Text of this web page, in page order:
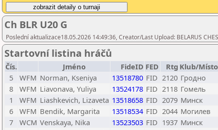
Ch BLR U20 G
Poslední aktualizace18.05.2026 14:49:36, Creator/Last Upload: BELARUS
Startovní listina hráčů
Čís. Jméno FideID FED Rtg Klub/Místo
5
WFM Norman, Kseniya 13518780 FID 2120 Гродно
8
WFM Liavonava, Yuliya 13524178 FID 2118 Гомель
1
WFM Liashkevich, Lizaveta 13518658 FID 2079 Минск
6
WFM Bendik, Margarita 13518534 FID 2044 Могилев
7
WCM Venskaya, Nika 13523503 FID 1937 Минск